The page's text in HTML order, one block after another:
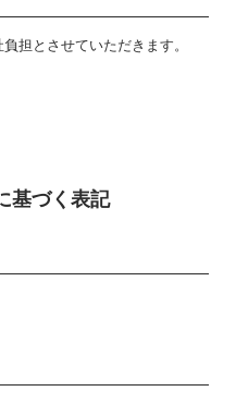
担とさせていただきます。
基づく表記